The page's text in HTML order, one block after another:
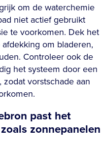
om de waterchemie
niet actief gebruikt
te voorkomen. Dek het
om bladeren,
Controleer ook de
het systeem door een
vorstschade aan
past het
zonnepanelen